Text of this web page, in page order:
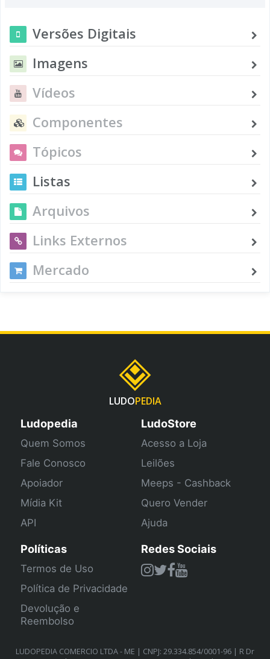
Versões Digitais
Imagens
Vídeos
Componentes
Tópicos
Listas
Arquivos
Links Externos
Mercado
LUDOPEDIA
Ludopedia
Quem Somos
Fale Conosco
Apoiador
Mídia Kit
API
LudoStore
Acesso a Loja
Leilões
Meeps - Cashback
Quero Vender
Ajuda
Políticas
Termos de Uso
Política de Privacidade
Devolução e
Reembolso
Redes Sociais
LUDOPEDIA COMERCIO LTDA - ME | CNPJ: 29.334.854/0001-96 | R Dr